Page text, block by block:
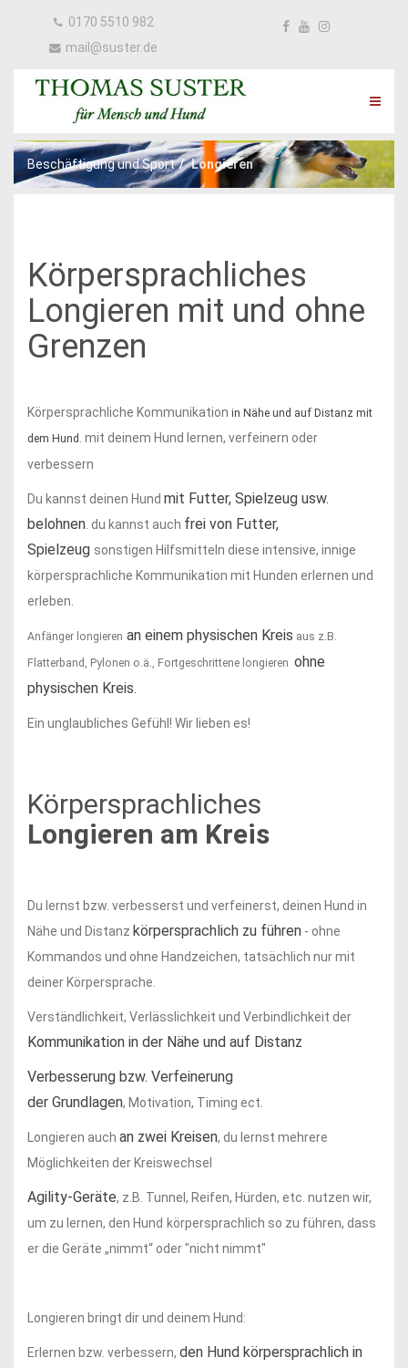
0170 5510 982
mail@suster.de
Beschäftigung und Sport Longieren
Körpersprachliches
Longieren mit und ohne
Grenzen
Körpersprachliche Kommunikation in Nähe und auf Distanz mit
dem Hund . mit deinem Hund lernen, verfeinern oder
verbessern
Du kannst deinen Hund mit Futter, Spielzeug usw.
belohnen . du kannst auch frei von Futter,
Spielzeug sonstigen Hilfsmitteln diese intensive, innige
körpersprachliche Kommunikation mit Hunden erlernen und
erleben.
Anfänger longieren an einem physischen Kreis aus z.B.
Flatterband, Pylonen o.ä., Fortgeschrittene longieren ohne
physischen Kreis.
Ein unglaubliches Gefühl! Wir lieben es!
Körpersprachliches
Longieren am Kreis
Du lernst bzw. verbesserst und verfeinerst, deinen Hund in
Nähe und Distanz körpersprachlich zu führen - ohne
Kommandos und ohne Handzeichen, tatsächlich nur mit
deiner Körpersprache.
Verständlichkeit, Verlässlichkeit und Verbindlichkeit der
Kommunikation in der Nähe und auf Distanz
Verbesserung bzw. Verfeinerung
der Grundlagen, Motivation, Timing ect.
Longieren auch an zwei Kreisen, du lernst mehrere
Möglichkeiten der Kreiswechsel
Agility-Geräte, z.B. Tunnel, Reifen, Hürden, etc. nutzen wir,
um zu lernen, den Hund körpersprachlich so zu führen, dass
er die Geräte „nimmt“ oder "nicht nimmt"
Longieren bringt dir und deinem Hund:
Erlernen bzw. verbessern, den Hund körpersprachlich in